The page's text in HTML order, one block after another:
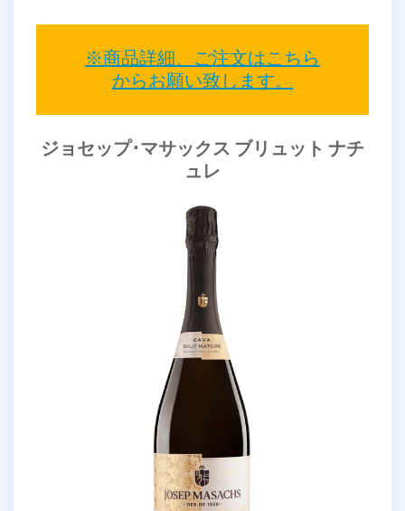
※商品詳細、ご注文はこちら
からお願い致します。
ジョセップ･マサックス ブリュット ナチ
ュレ